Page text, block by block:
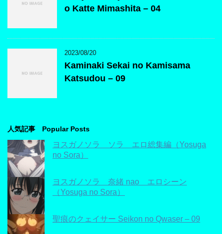
o Katte Mimashita – 04
2023/08/20
Kaminaki Sekai no Kamisama
Katsudou – 09
人気記事 Popular Posts
ヨスガノソラ ソラ エロ総集編（Yosuga
no Sora）
ヨスガノソラ 奈緒 nao エロシーン
（Yosuga no Sora）
聖痕のクェイサー Seikon no Qwaser – 09